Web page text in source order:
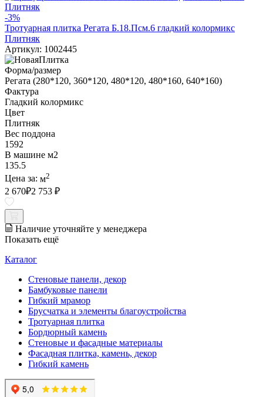
-3%
Тротуарная плитка Регата Б.18.Псм.6 гладкий колормикс
Плитняк
Артикул: 1002445
Форма/размер
Регата (280*120, 360*120, 480*120, 480*160, 640*160)
Фактура
Гладкий колормикс
Цвет
Плитняк
Вес поддона
1592
В машине м2
135.5
Цена за: м2
2 670₽2 753 ₽
Наличие уточняйте у менеджера
Показать ещё
Каталог
Стеновые панели, декор
Бамбуковые панели
Гибкий мрамор
Брусчатка и элементы благоустройства
Тротуарная плитка
Бордюрный камень
Стеновые и фасадные материалы
Фасадная плитка, камень, декор
Гибкий камень